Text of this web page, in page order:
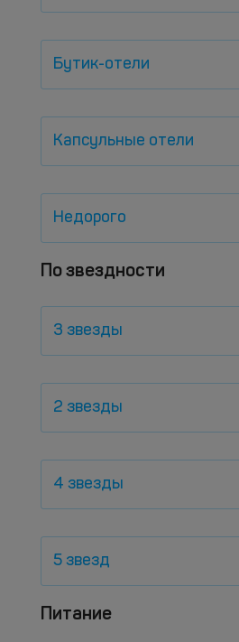
Бутик-отели
Капсульные отели
Недорого
По звездности
3 звезды
2 звезды
4 звезды
5 звезд
Питание